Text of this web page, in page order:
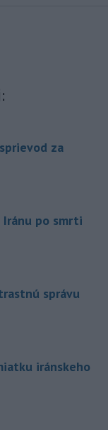
za
po smrti
správu
iránskeho